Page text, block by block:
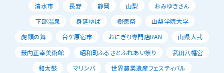
清水市
長野 静岡 山梨
おみゆきさん
下部温泉
身延ゆば 樹徳祭
山梨学院大学
虎頭の舞
台ケ原宿市 おにぎり専門店RAN
山県大弐
薮内正幸美術館
昭和町ふるさとふれあい祭り
武田八幡宮
和太鼓
マリンバ
世界農業遺産フェスティバル